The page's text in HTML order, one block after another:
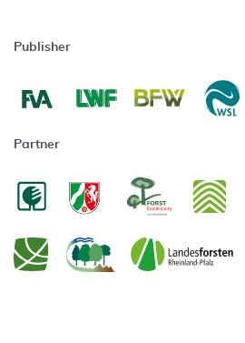
Publisher
Partner